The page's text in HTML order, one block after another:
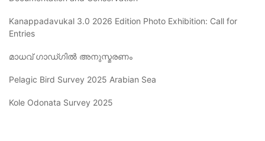
Kanappadavukal 3.0 2026 Edition Photo Exhibition: Call for
Entries
മാധവ് ഗാഡ്ഗിൽ അനുസ്മരണം
Pelagic Bird Survey 2025 Arabian Sea
Kole Odonata Survey 2025